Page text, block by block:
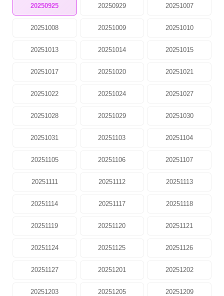
20250925 20250929 20251007
20251008 20251009 20251010
20251013 20251014 20251015
20251017 20251020 20251021
20251022 20251024 20251027
20251028 20251029 20251030
20251031 20251103 20251104
20251105 20251106 20251107
20251111 20251112 20251113
20251114 20251117 20251118
20251119 20251120 20251121
20251124 20251125 20251126
20251127 20251201 20251202
20251203 20251205 20251209